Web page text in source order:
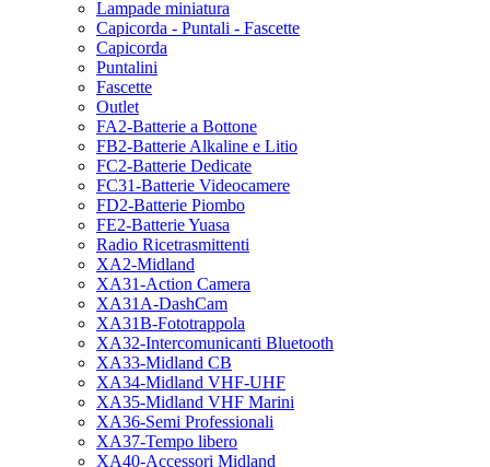
Lampade miniatura
Capicorda - Puntali - Fascette
Capicorda
Puntalini
Fascette
Outlet
FA2-Batterie a Bottone
FB2-Batterie Alkaline e Litio
FC2-Batterie Dedicate
FC31-Batterie Videocamere
FD2-Batterie Piombo
FE2-Batterie Yuasa
Radio Ricetrasmittenti
XA2-Midland
XA31-Action Camera
XA31A-DashCam
XA31B-Fototrappola
XA32-Intercomunicanti Bluetooth
XA33-Midland CB
XA34-Midland VHF-UHF
XA35-Midland VHF Marini
XA36-Semi Professionali
XA37-Tempo libero
XA40-Accessori Midland